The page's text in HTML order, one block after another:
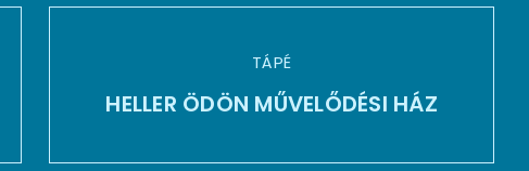
TÁPÉ
HELLER ÖDÖN MŰVELŐDÉSI HÁZ